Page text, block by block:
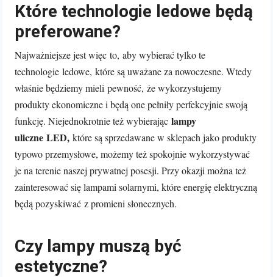
Które technologie ledowe będą
preferowane?
Najważniejsze jest więc to, aby wybierać tylko te
technologie ledowe, które są uważane za nowoczesne. Wtedy
właśnie będziemy mieli pewność, że wykorzystujemy
produkty ekonomiczne i będą one pełniły perfekcyjnie swoją
funkcję. Niejednokrotnie też wybierając lampy
uliczne LED, które są sprzedawane w sklepach jako produkty
typowo przemysłowe, możemy też spokojnie wykorzystywać
je na terenie naszej prywatnej posesji. Przy okazji można też
zainteresować się lampami solarnymi, które energię elektryczną
będą pozyskiwać z promieni słonecznych.
Czy lampy muszą być
estetyczne?